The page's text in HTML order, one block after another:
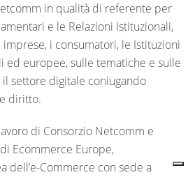
in qualità di referente per
e le Relazioni Istituzionali,
i consumatori, le Istituzioni
ed europee, sulle tematiche e sulle
settore digitale coniugando
diritto.
di Consorzio Netcomm e
Ecommerce Europe,
dell’e-Commerce con sede a